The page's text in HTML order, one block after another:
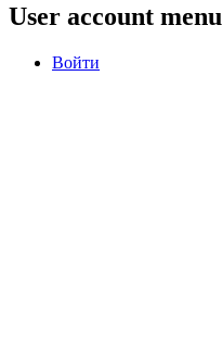
User account menu
Войти